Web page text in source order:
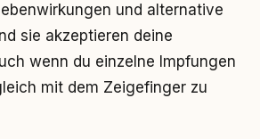
und alternative
sie akzeptieren deine
wenn du einzelne Impfungen
mit dem Zeigefinger zu